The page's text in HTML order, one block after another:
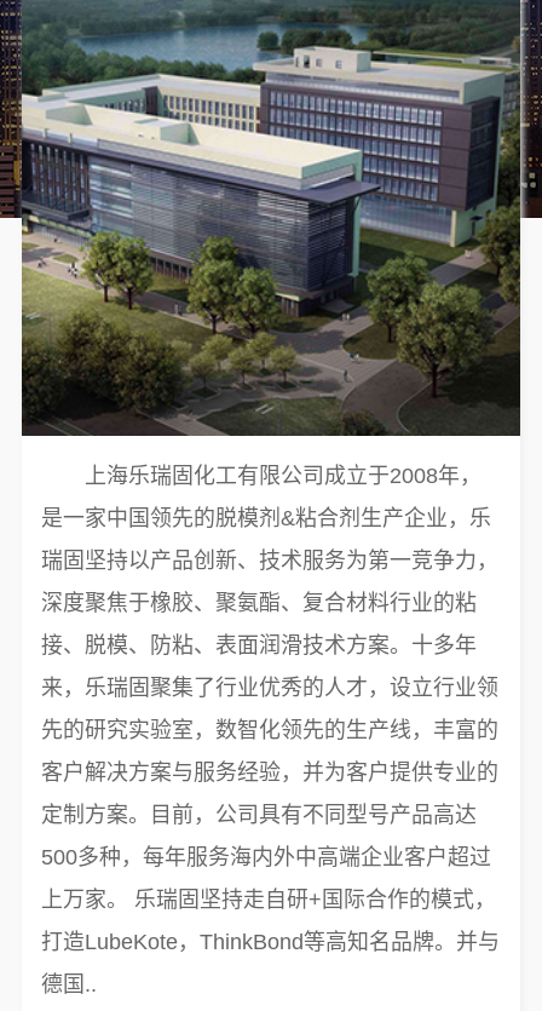
上海乐瑞固化工有限公司成立于2008年，
是一家中国领先的脱模剂&粘合剂生产企业，乐
瑞固坚持以产品创新、技术服务为第一竞争力，
深度聚焦于橡胶、聚氨酯、复合材料行业的粘
接、脱模、防粘、表面润滑技术方案。十多年
来，乐瑞固聚集了行业优秀的人才，设立行业领
先的研究实验室，数智化领先的生产线，丰富的
客户解决方案与服务经验，并为客户提供专业的
定制方案。目前，公司具有不同型号产品高达
500多种，每年服务海内外中高端企业客户超过
上万家。 乐瑞固坚持走自研+国际合作的模式，
打造LubeKote，ThinkBond等高知名品牌。并与
德国..